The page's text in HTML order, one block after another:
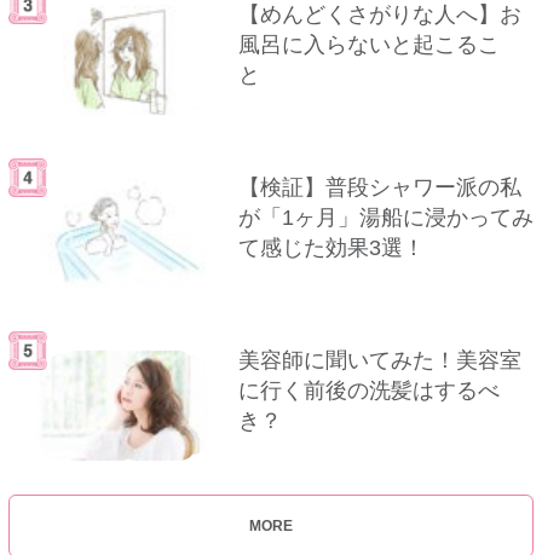
【めんどくさがりな人へ】お
風呂に入らないと起こるこ
と
【検証】普段シャワー派の私
が「1ヶ月」湯船に浸かってみ
て感じた効果3選！
美容師に聞いてみた！美容室
に行く前後の洗髪はするべ
き？
MORE